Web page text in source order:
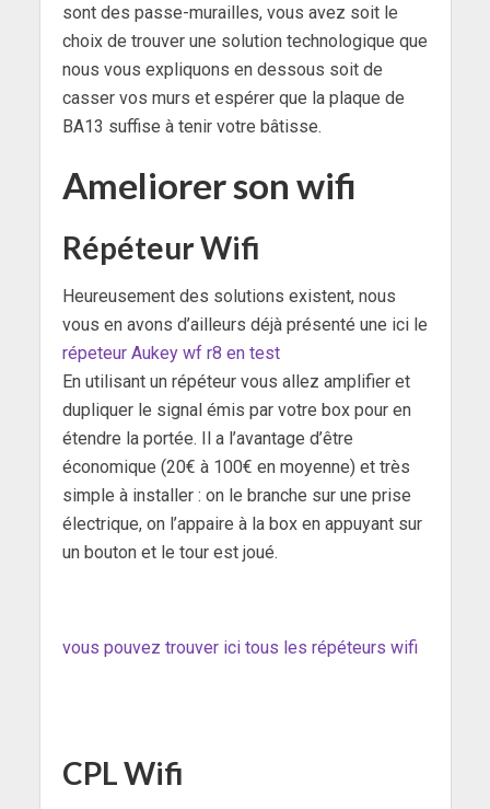
sont des passe-murailles, vous avez soit le
choix de trouver une solution technologique que
nous vous expliquons en dessous soit de
casser vos murs et espérer que la plaque de
BA13 suffise à tenir votre bâtisse.
Ameliorer son wifi
Répéteur Wifi
Heureusement des solutions existent, nous
vous en avons d’ailleurs déjà présenté une ici le
répeteur Aukey wf r8 en test
En utilisant un répéteur vous allez amplifier et
dupliquer le signal émis par votre box pour en
étendre la portée. Il a l’avantage d’être
économique (20€ à 100€ en moyenne) et très
simple à installer : on le branche sur une prise
électrique, on l’appaire à la box en appuyant sur
un bouton et le tour est joué.
vous pouvez trouver ici tous les répéteurs wifi
CPL Wifi